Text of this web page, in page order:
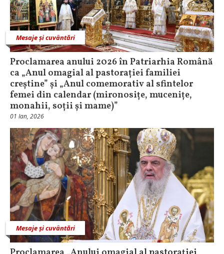
Mesaje și cuvântări
Proclamarea anului 2026 în Patriarhia Română
ca „Anul omagial al pastorației familiei
creștine” și „Anul comemorativ al sfintelor
femei din calendar (mironosițe, mucenițe,
monahii, soții și mame)”
01 Ian, 2026
Mesaje și cuvântări